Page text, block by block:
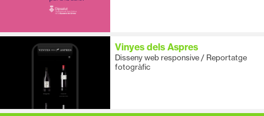
Vinyes dels Aspres
Disseny web responsive / Reportatge
fotogràfic